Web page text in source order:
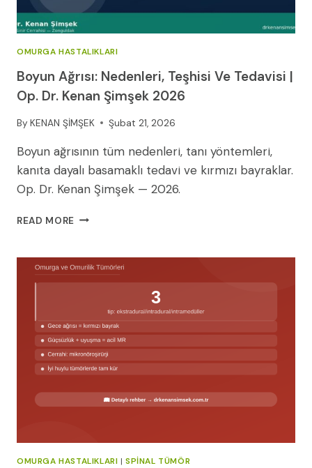
OMURGA HASTALIKLARI
Boyun Ağrısı: Nedenleri, Teşhisi Ve Tedavisi |
Op. Dr. Kenan Şimşek 2026
By KENAN ŞİMŞEK Şubat 21, 2026
Boyun ağrısının tüm nedenleri, tanı yöntemleri,
kanıta dayalı basamaklı tedavi ve kırmızı bayraklar.
Op. Dr. Kenan Şimşek — 2026.
READ MORE BOYUN
TEŞHISI
KENAN
ŞIMŞEK
OMURGA HASTALIKLARI |SPINAL TÜMÖR